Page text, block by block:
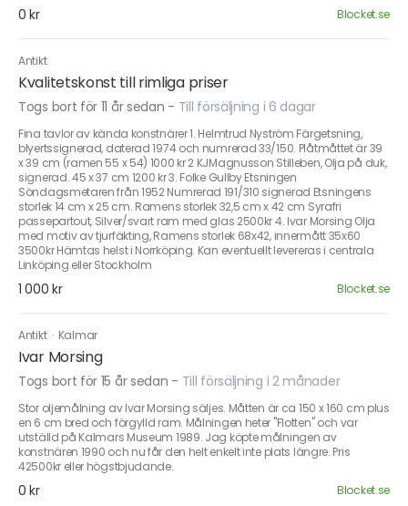
0 kr Blocket.se
Antikt
Kvalitetskonst till rimliga priser
Togs bort för 11 år sedan - Till försäljning i 6 dagar
Fina tavlor av kända konstnärer 1. Helmtrud Nyström Färgetsning,
blyertssignerad, daterad 1974 och numrerad 33/150. Plåtmåttet är 39
x 39 cm (ramen 55 x 54) 1000 kr 2 KJMagnusson Stilleben, Olja på duk,
signerad. 45 x 37 cm 1200 kr 3. Folke Gullby Etsningen
Söndagsmetaren från 1952 Numrerad 191/310 signerad Etsningens
storlek 14 cm x 25 cm. Ramens storlek 32,5 cm x 42 cm Syrafri
passepartout, Silver/svart ram med glas 2500kr 4. Ivar Morsing Olja
med motiv av tjurfäkting, Ramens storlek 68x42, innermått 35x60
3500kr Hämtas helst i Norrköping. Kan eventuellt levereras i centrala
Linköping eller Stockholm
1 000 kr Blocket.se
Antikt · Kalmar
Ivar Morsing
Togs bort för 15 år sedan - Till försäljning i 2 månader
Stor oljemålning av Ivar Morsing säljes. Måtten är ca 150 x 160 cm plus
en 6 cm bred och förgylld ram. Målningen heter "Flotten" och var
utställd på Kalmars Museum 1989. Jag köpte målningen av
konstnären 1990 och nu får den helt enkelt inte plats längre. Pris
42500kr eller högstbjudande.
0 kr Blocket.se